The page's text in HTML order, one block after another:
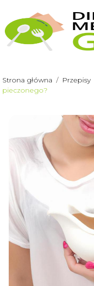
Strona główna / Przepisy
pieczonego?